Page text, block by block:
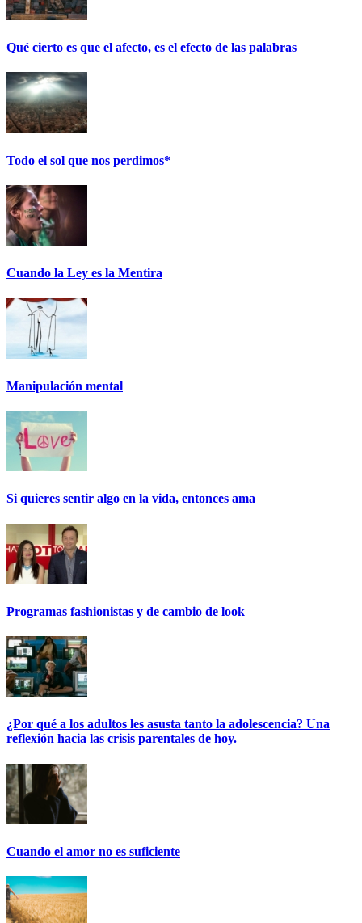
Qué cierto es que el afecto, es el efecto de las palabras
Todo el sol que nos perdimos*
Cuando la Ley es la Mentira
Manipulación mental
Si quieres sentir algo en la vida, entonces ama
Programas fashionistas y de cambio de look
¿Por qué a los adultos les asusta tanto la adolescencia? Una
reflexión hacia las crisis parentales de hoy.
Cuando el amor no es suficiente